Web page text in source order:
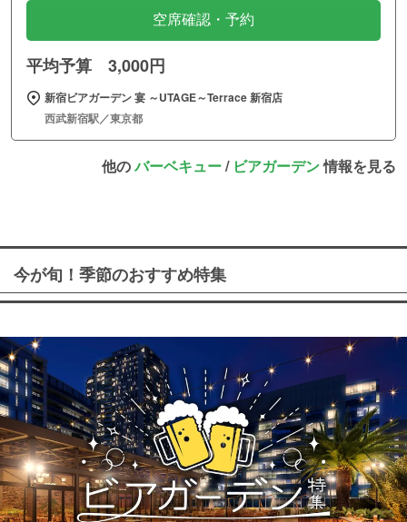
空席確認・予約
平均予算 3,000円
新宿ビアガーデン 宴 ～UTAGE～Terrace 新宿店
西武新宿駅／東京都
他のバーベキュー/ ビアガーデン情報を見る
今が旬！季節のおすすめ特集